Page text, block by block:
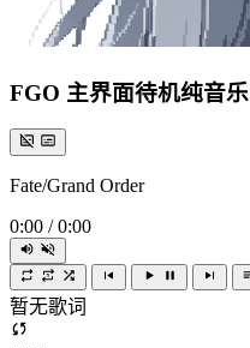
FGO 主界面待机纯音乐
Fate/Grand Order
0:00 / 0:00
暂无歌词